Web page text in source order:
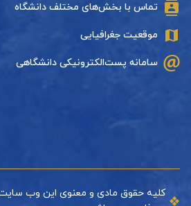
تماس با بخش‌های مختلف دانشگاه
موقعیت جغرافیایی
سامانه پست‌الکترونیکی دانشگاهی
کلیه حقوق مادی و معنوی این وب سایت